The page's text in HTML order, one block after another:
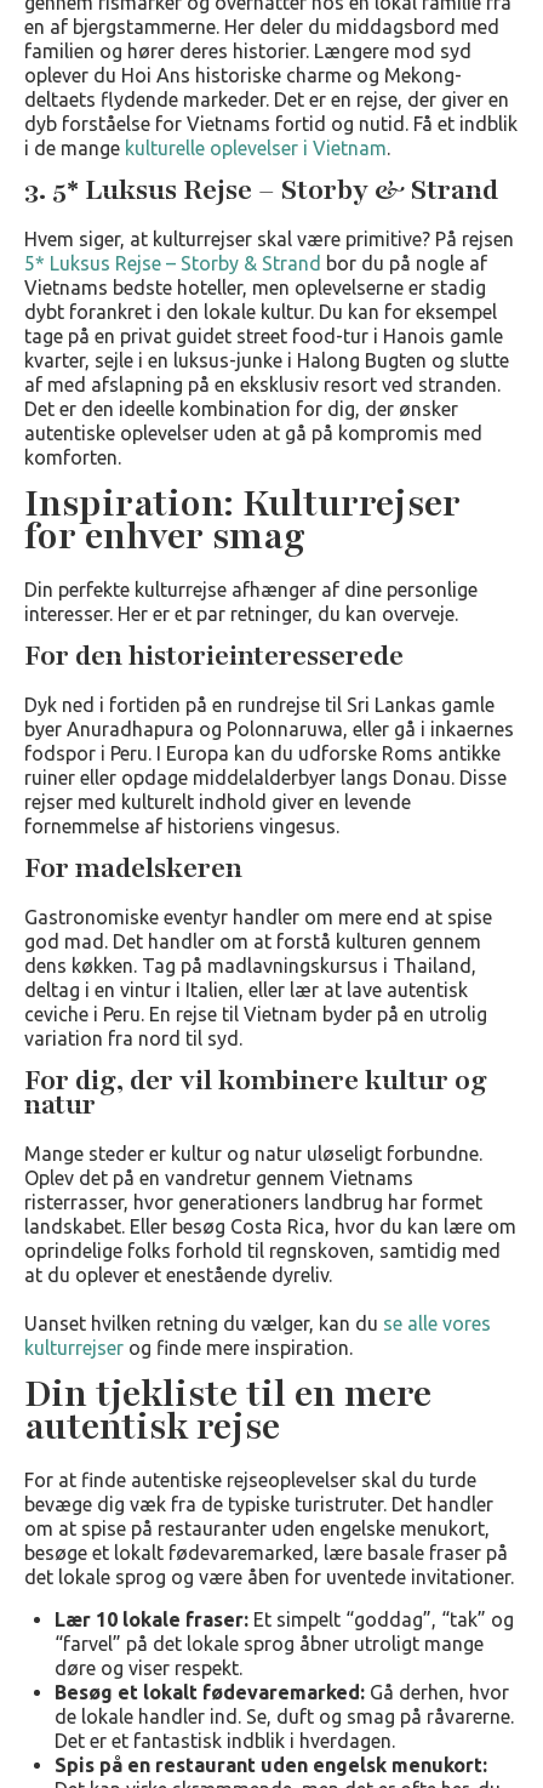
en af bjergstammerne. Her deler du middagsbord med
familien og hører deres historier. Længere mod syd
oplever du Hoi Ans historiske charme og Mekong-
deltaets flydende markeder. Det er en rejse, der giver en
dyb forståelse for Vietnams fortid og nutid. Få et indblik
i de mange kulturelle oplevelser i Vietnam.
3. 5* Luksus Rejse – Storby & Strand
Hvem siger, at kulturrejser skal være primitive? På rejsen
5* Luksus Rejse – Storby & Strand bor du på nogle af
Vietnams bedste hoteller, men oplevelserne er stadig
dybt forankret i den lokale kultur. Du kan for eksempel
tage på en privat guidet street food-tur i Hanois gamle
kvarter, sejle i en luksus-junke i Halong Bugten og slutte
af med afslapning på en eksklusiv resort ved stranden.
Det er den ideelle kombination for dig, der ønsker
autentiske oplevelser uden at gå på kompromis med
komforten.
Inspiration: Kulturrejser
for enhver smag
Din perfekte kulturrejse afhænger af dine personlige
interesser. Her er et par retninger, du kan overveje.
For den historieinteresserede
Dyk ned i fortiden på en rundrejse til Sri Lankas gamle
byer Anuradhapura og Polonnaruwa, eller gå i inkaernes
fodspor i Peru. I Europa kan du udforske Roms antikke
ruiner eller opdage middelalderbyer langs Donau. Disse
rejser med kulturelt indhold giver en levende
fornemmelse af historiens vingesus.
For madelskeren
Gastronomiske eventyr handler om mere end at spise
god mad. Det handler om at forstå kulturen gennem
dens køkken. Tag på madlavningskursus i Thailand,
deltag i en vintur i Italien, eller lær at lave autentisk
ceviche i Peru. En rejse til Vietnam byder på en utrolig
variation fra nord til syd.
For dig, der vil kombinere kultur og
natur
Mange steder er kultur og natur uløseligt forbundne.
Oplev det på en vandretur gennem Vietnams
risterrasser, hvor generationers landbrug har formet
landskabet. Eller besøg Costa Rica, hvor du kan lære om
oprindelige folks forhold til regnskoven, samtidig med
at du oplever et enestående dyreliv.
Uanset hvilken retning du vælger, kan du se alle vores
kulturrejser og finde mere inspiration.
Din tjekliste til en mere
autentisk rejse
For at finde autentiske rejseoplevelser skal du turde
bevæge dig væk fra de typiske turistruter. Det handler
om at spise på restauranter uden engelske menukort,
besøge et lokalt fødevaremarked, lære basale fraser på
det lokale sprog og være åben for uventede invitationer.
Lær 10 lokale fraser: Et simpelt “goddag”, “tak” og
“farvel” på det lokale sprog åbner utroligt mange
døre og viser respekt.
Besøg et lokalt fødevaremarked: Gå derhen, hvor
de lokale handler ind. Se, duft og smag på råvarerne.
Det er et fantastisk indblik i hverdagen.
Spis på en restaurant uden engelsk menukort: